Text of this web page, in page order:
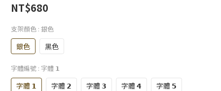
NT$680
支架顏色 : 銀色
銀色 黑色
字體編號 : 字體 𝟭
字體 𝟭 字體 𝟮 字體 𝟯 字體 𝟰
字體 𝟱